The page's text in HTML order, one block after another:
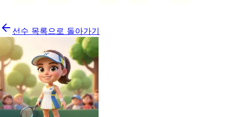
선수 목록으로 돌아가기